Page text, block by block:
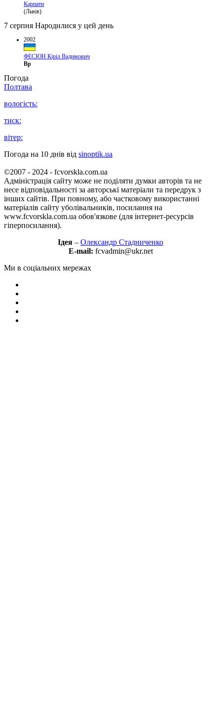
Карпати
(Львів)
7 серпня Народилися у цей день
2002
ФЕСЮН Кіріл Вадимович
Вр
Погода
Полтава
вологість:
тиск:
вітер:
Погода на 10 днів від sinoptik.ua
©2007 - 2024 - fcvorskla.com.ua
Адміністрація сайту може не поділяти думки авторів та не
несе відповідальності за авторські матеріали та передрук з
інших сайтів. При повному, або частковому використанні
матеріалів сайту уболівальників, посилання на
www.fcvorskla.com.ua обов'язкове (для інтернет-ресурсів
гіперпосилання).
Ідея – Олександр Стадниченко
E-mail: fcvadmin@ukr.net
Ми в соціальних мережах